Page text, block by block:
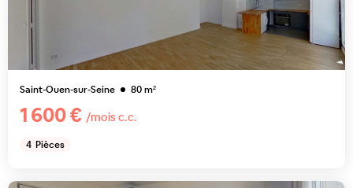
Saint-Ouen-sur-Seine 80m²
1 600 € /mois c.c.
4 Pièces